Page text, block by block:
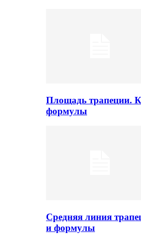
Площадь трапеции.
формулы
Средняя линия
и формулы